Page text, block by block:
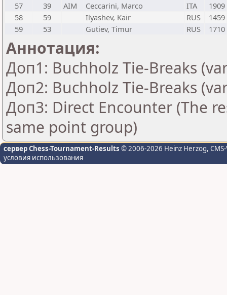
57
39 AIM Ceccarini, Marco ITA
1909
58
59 Ilyashev, Kair RUS
1459
59
53 Gutiev, Timur RUS 1710
Аннотация:
Доп1: Buchholz Tie-Breaks
Доп2: Buchholz Tie-Breaks
Доп3: Direct Encounter (The
same point group)
сервер Chess-Tournament-Results © 2006-2026 Heinz Herzog,
условия использования